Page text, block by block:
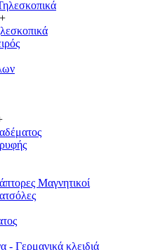
+
Μαγνητικοί
- Γερμανικά κλειδιά